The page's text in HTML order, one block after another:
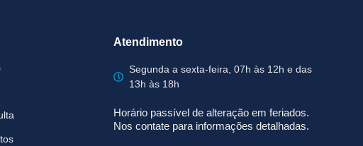
Atendimento
Segunda a sexta-feira, 07h às 12h e das
13h às 18h
Horário passível de alteração em feriados.
Nos contate para informações detalhadas.